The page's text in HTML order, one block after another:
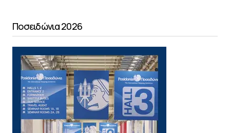
Ποσειδώνια 2026